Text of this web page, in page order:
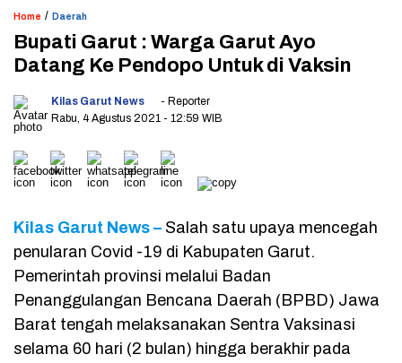
Home / Daerah
Bupati Garut : Warga Garut Ayo
Datang Ke Pendopo Untuk di Vaksin
Kilas Garut News
- Reporter
Rabu, 4 Agustus 2021 - 12:59 WIB
Kilas Garut News – Salah satu upaya mencegah
penularan Covid -19 di Kabupaten Garut.
Pemerintah provinsi melalui Badan
Penanggulangan Bencana Daerah (BPBD) Jawa
Barat tengah melaksanakan Sentra Vaksinasi
selama 60 hari (2 bulan) hingga berakhir pada